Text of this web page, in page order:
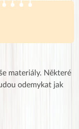
materiály. Některé
odemykat jak